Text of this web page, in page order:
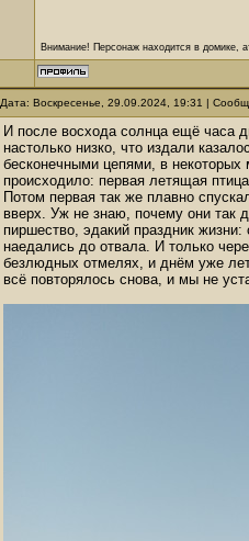
Внимание! Персонаж находится в домике,
Дата: Воскресенье, 29.09.2024, 19:31 |
И после восхода солнца ещё часа
настолько низко, что издали
бесконечными цепями, в некоторых
происходило: первая летящая
Потом первая так же плавно
вверх. Уж не знаю, почему они так
пиршество, эдакий праздник
наедались до отвала. И только
безлюдных отмелях, и днём уже
всё повторялось снова, и мы не